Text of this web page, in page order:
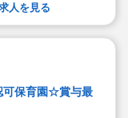
人を見る
保育園☆賞与最